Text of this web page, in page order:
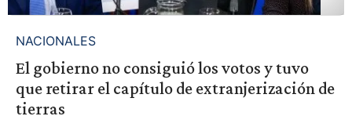
NACIONALES
El gobierno no consiguió los votos y tuvo
que retirar el capítulo de extranjerización de
tierras